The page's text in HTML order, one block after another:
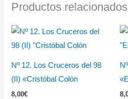
Productos relacionados
Nº 12. Los Cruceros del 98
(II) «Cristóbal Colón
8,00€